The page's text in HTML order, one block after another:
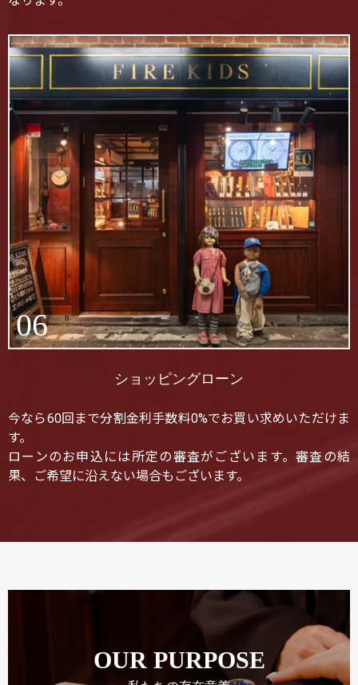
06
ショッピングローン
今なら60回まで分割金利手数料0%でお買い求めいただけま
す。
ローンのお申込には所定の審査がございます。審査の結
果、ご希望に沿えない場合もございます。
OUR PURPOSE